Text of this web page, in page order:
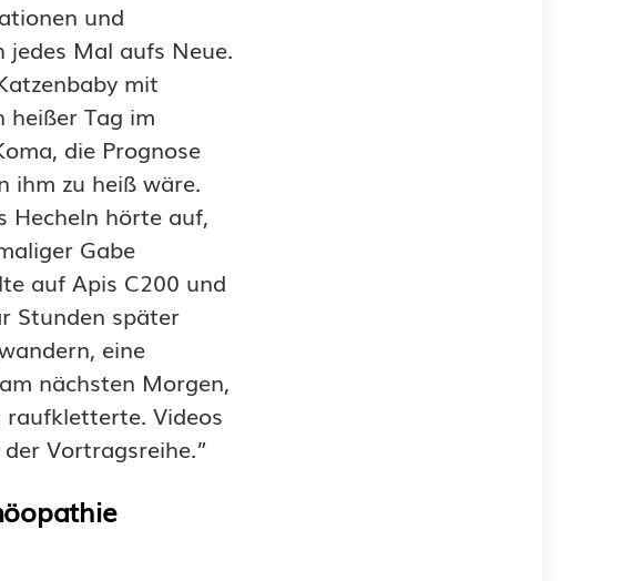
und
Mal aufs Neue.
mit
heißer Tag im
die Prognose
ihm zu heiß wäre.
Hecheln hörte auf,
Gabe
auf Apis C200 und
Stunden später
eine
nächsten Morgen,
Videos
Vortragsreihe.”